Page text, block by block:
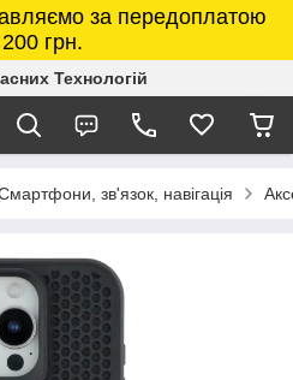
за передоплатою
200 грн.
Технологій
зв'язок, навігація